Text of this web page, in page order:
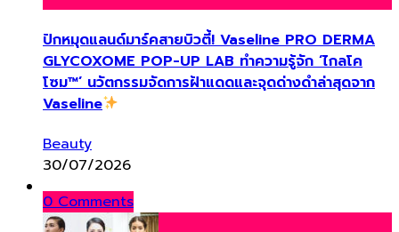
ปักหมุดแลนด์มาร์คสายบิวตี้! Vaseline PRO DERMA
GLYCOXOME POP-UP LAB ทำความรู้จัก ‘ไกลโค
โซม™’ นวัตกรรมจัดการฝ้าแดดและจุดด่างดำล่าสุดจาก
Vaseline
Beauty
30/07/2026
0 Comments